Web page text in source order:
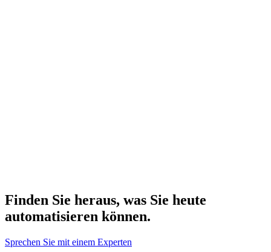
Finden Sie heraus, was Sie heute
automatisieren können.
Sprechen Sie mit einem Experten